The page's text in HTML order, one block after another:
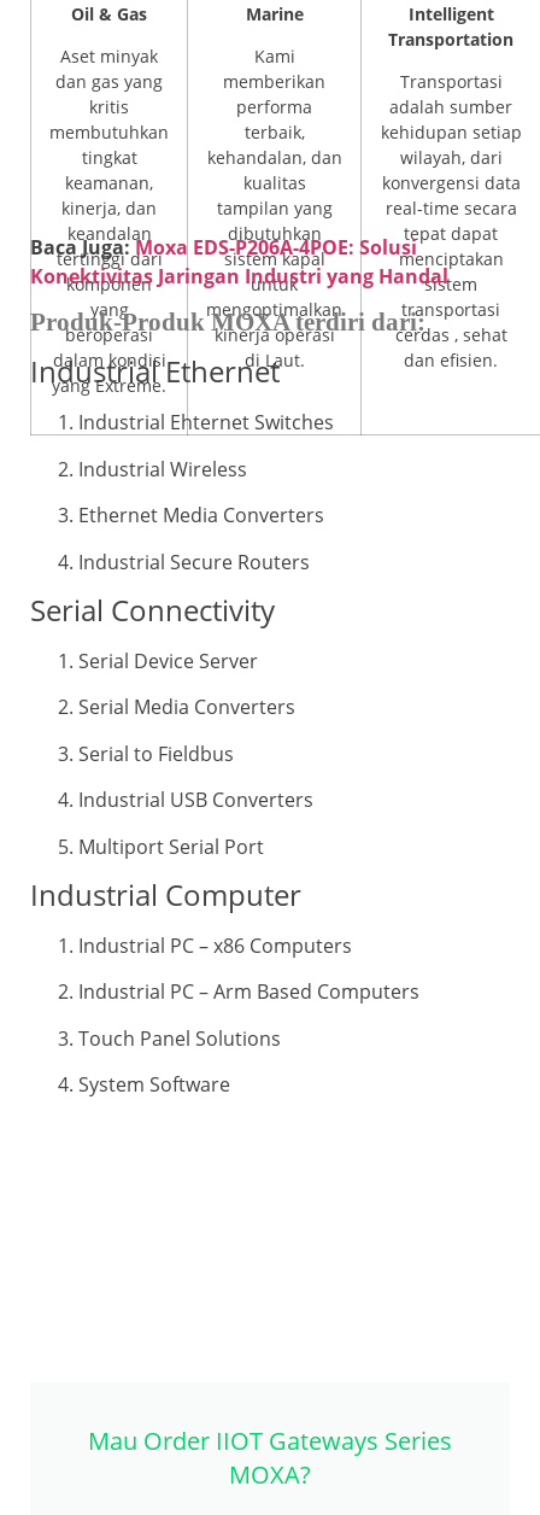
Oil & Gas
Aset minyak
dan gas yang
kritis
membutuhkan
tingkat
keamanan,
kinerja, dan
keandalan
tertinggi dari
komponen
yang
beroperasi
dalam kondisi
yang Extreme.
Marine
Kami
memberikan
performa
terbaik,
kehandalan, dan
kualitas
tampilan yang
dibutuhkan
sistem kapal
untuk
mengoptimalkan
kinerja operasi
di Laut.
Intelligent
Transportation
Transportasi
adalah sumber
kehidupan setiap
wilayah, dari
konvergensi data
real-time secara
tepat dapat
menciptakan
sistem
transportasi
cerdas , sehat
dan efisien.
Baca Juga:Moxa EDS-P206A-4POE: Solusi
Konektivitas Jaringan Industri yang Handal
Produk-Produk MOXA terdiri dari:
Industrial Ethernet
Industrial Ehternet Switches
Industrial Wireless
Ethernet Media Converters
Industrial Secure Routers
Serial Connectivity
Serial Device Server
Serial Media Converters
Serial to Fieldbus
Industrial USB Converters
Multiport Serial Port
Industrial Computer
Industrial PC – x86 Computers
Industrial PC – Arm Based Computers
Touch Panel Solutions
System Software
Mau Order IIOT Gateways Series
MOXA?